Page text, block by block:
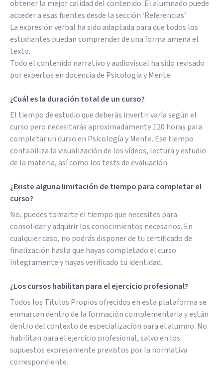
obtener la mejor calidad del contenido. El alumnado puede
acceder a esas fuentes desde la sección ‘Referencias’.
La expresión verbal ha sido adaptada para que todos los
estudiantes puedan comprender de una forma amena el
texto.
Todo el contenido narrativo y audiovisual ha sido revisado
por expertos en docencia de Psicología y Mente.
¿Cuál es la duración total de un curso?
El tiempo de estudio que deberás invertir varía según el
curso pero necesitarás aproximadamente 120 horas para
completar un curso en Psicología y Mente. Ese tiempo
contabiliza la visualización de los vídeos, lectura y estudio
de la materia, así como los tests de evaluación.
¿Existe alguna limitación de tiempo para completar el
curso?
No, puedes tomarte el tiempo que necesites para
consolidar y adquirir los conocimientos necesarios. En
cualquier caso, no podrás disponer de tu certificado de
finalización hasta que hayas completado el curso
íntegramente y hayas verificado tu identidad.
¿Los cursos habilitan para el ejercicio profesional?
Todos los Títulos Propios ofrecidos en esta plataforma se
enmarcan dentro de la formación complementaria y están
dentro del contexto de especialización para el alumno. No
habilitan para el ejercicio profesional, salvo en los
supuestos expresamente previstos por la normativa
correspondiente.